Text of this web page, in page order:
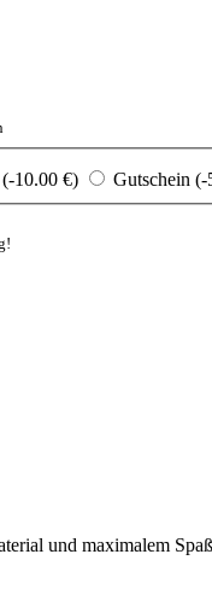
10.00 €) Gutschein (-
und maximalem